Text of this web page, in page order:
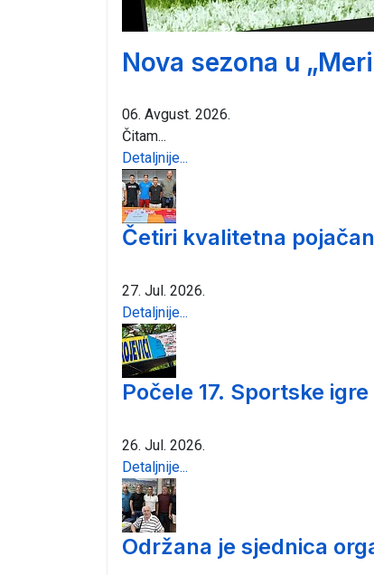
Nova sezona u
06. Avgust. 2026.
Čitam...
Detaljnije...
Četiri kvalitetna
27. Jul. 2026.
Detaljnije...
Počele 17. Sportske
26. Jul. 2026.
Detaljnije...
Održana je sjednica